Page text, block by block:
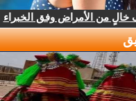
من الأمراض وفق الخبراء